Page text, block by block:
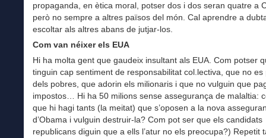
propaganda, en ètica moral, potser dos i dos seran quatre a
però no sempre a altres països del món. Cal aprendre a
escoltar als altres abans de jutjar-los.
Com van néixer els EUA
Hi ha molta gent que gaudeix insultant als EUA. Com potser
tinguin cap sentiment de responsabilitat col.lectiva, que no es
dels pobres, que adorin els milionaris i que no vulguin que
impostos… Hi ha 50 milions sense assegurança de malaltia:
que hi hagi tants (la meitat) que s’oposen a la nova
d’Obama i vulguin destruir-la? Com pot ser que els candidats
republicans diguin que a ells l’atur no els preocupa?) Repetit